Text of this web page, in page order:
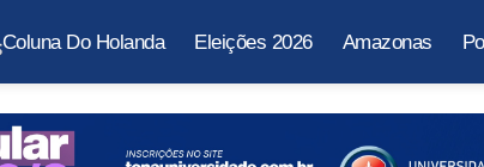
Coluna Do Holanda Eleições 2026 Amazonas